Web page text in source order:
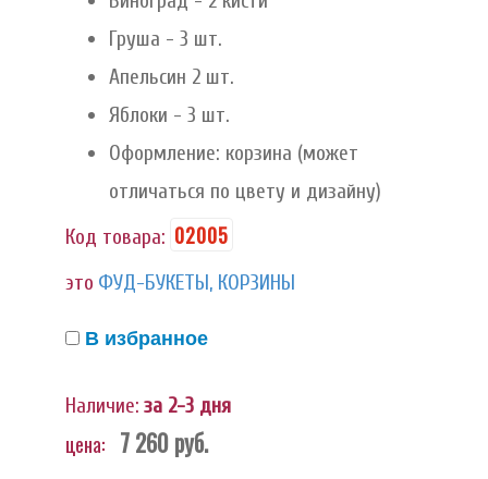
Груша - 3 шт.
Апельсин 2 шт.
Яблоки - 3 шт.
Оформление: корзина (может
отличаться по цвету и дизайну)
Код товара: 02005
это ФУД-БУКЕТЫ, КОРЗИНЫ
В избранное
Наличие: за 2-3 дня
цена: 7 260руб.